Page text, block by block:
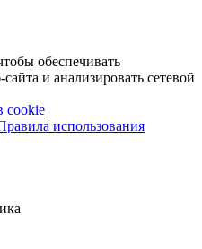
обеспечивать
и анализировать сетевой
cookie
использования